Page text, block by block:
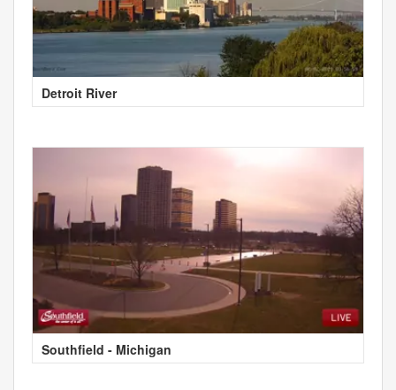
Detroit River
Southfield - Michigan